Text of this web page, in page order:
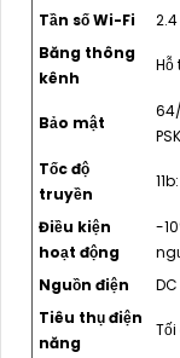
Tần số Wi-Fi
2.4
Băng thông
kênh
Hỗ
Bảo mật
64/
Tốc độ
truyền
Điều kiện
hoạt động
-
Nguồn điện
Tiêu thụ điện
năng